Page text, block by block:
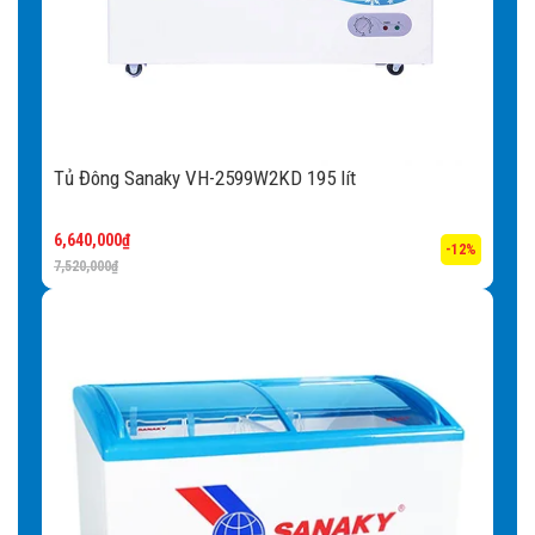
Tủ Đông Sanaky VH-2599W2KD 195 lít
7,520,000₫
6,640,000₫
-12%